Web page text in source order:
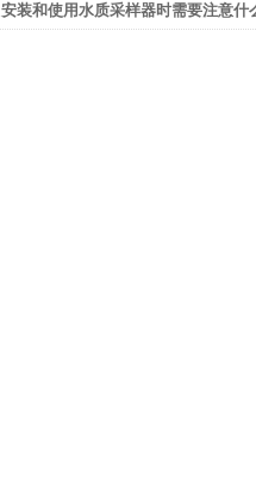
安装和使用水质采样器时需要注意什